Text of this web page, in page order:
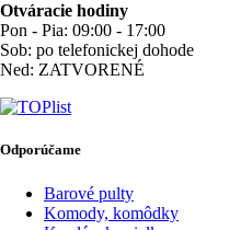
Otváracie hodiny
Pon - Pia: 09:00 - 17:00
Sob: po telefonickej dohode
Ned: ZATVORENÉ
Odporúčame
Barové pulty
Komody, komôdky